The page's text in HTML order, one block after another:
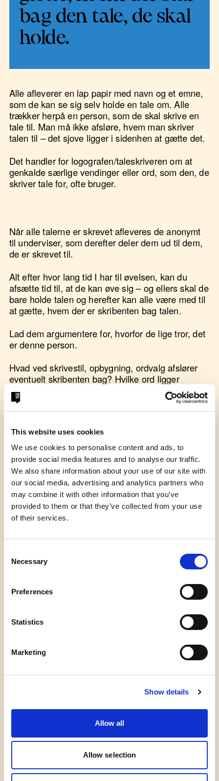
This website uses cookies
We use cookies to personalise content and ads, to
provide social media features and to analyse our traffic.
We also share information about your use of our site with
our social media, advertising and analytics partners who
may combine it with other information that you’ve
provided to them or that they’ve collected from your use
of their services.
Selection
Necessary
Preferences
Statistics
Marketing
Show details
Allow all
Allow selection
bag den tale, de skal
holde.
Alle afleverer en lap papir med navn og et emne,
som de kan se sig selv holde en tale om. Alle
trækker herpå en person, som de skal skrive en
tale til. Man må ikke afsløre, hvem man skriver
talen til – det sjove ligger i sidenhen at gætte det.
Det handler for logografen/taleskriveren om at
genkalde særlige vendinger eller ord, som den, de
skriver tale for, ofte bruger.
Når alle talerne er skrevet afleveres de anonymt
til underviser, som derefter deler dem ud til dem,
de er skrevet til.
Alt efter hvor lang tid I har til øvelsen, kan du
afsætte tid til, at de kan øve sig – og ellers skal de
bare holde talen og herefter kan alle være med til
at gætte, hvem der er skribenten bag talen.
Lad dem argumentere for, hvorfor de lige tror, det
er denne person.
Hvad ved skrivestil, opbygning, ordvalg afslører
eventuelt skribenten bag? Hvilke ord ligger
mærkeligt i den talendes mund?
Litteraturforslag:
Hvis du vil læse mere om ghostwriting, kan denne
bog anbefales: Med andres ord – ghostwriting i
praksis af Pernille Steensbech Lemée.
Flere øvelser